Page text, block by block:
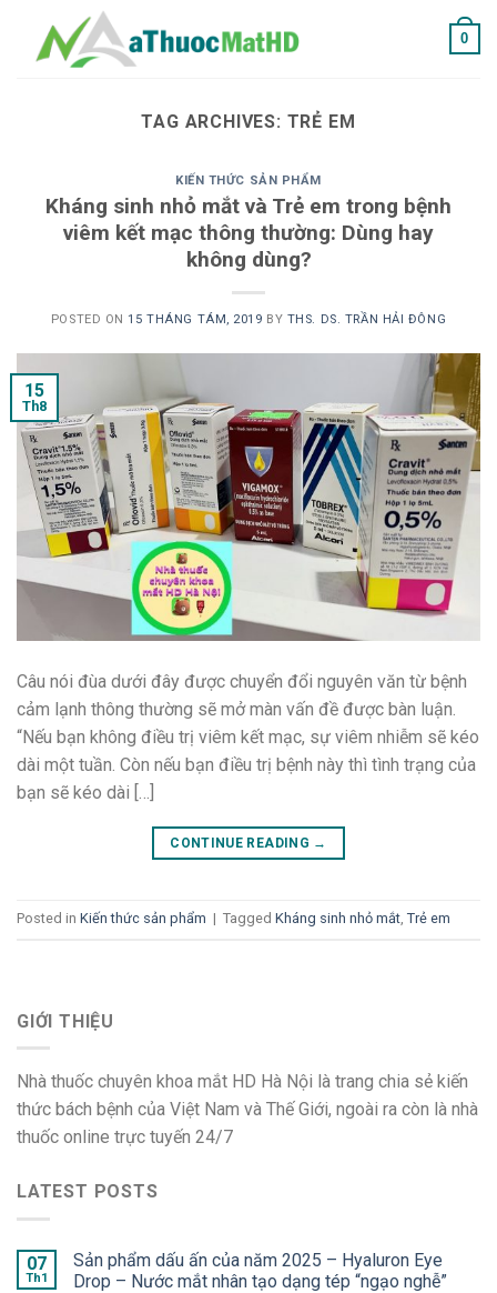
content
0
TAG ARCHIVES: TRẺ EM
KIẾN THỨC SẢN PHẨM
Kháng sinh nhỏ mắt và Trẻ em trong bệnh
viêm kết mạc thông thường: Dùng hay
không dùng?
POSTED ON15 THÁNG TÁM, 2019 BY THS. DS. TRẦN HẢI ĐÔNG
15
Th8
Câu nói đùa dưới đây được chuyển đổi nguyên văn từ bệnh
cảm lạnh thông thường sẽ mở màn vấn đề được bàn luận.
“Nếu bạn không điều trị viêm kết mạc, sự viêm nhiễm sẽ kéo
dài một tuần. Còn nếu bạn điều trị bệnh này thì tình trạng của
bạn sẽ kéo dài […]
CONTINUE READING →
Posted in Kiến thức sản phẩm | Tagged Kháng sinh nhỏ mắt, Trẻ em
GIỚI THIỆU
Nhà thuốc chuyên khoa mắt HD Hà Nội là trang chia sẻ kiến
thức bách bệnh của Việt Nam và Thế Giới, ngoài ra còn là nhà
thuốc online trực tuyến 24/7
LATEST POSTS
07
Th1
Sản phẩm dấu ấn của năm 2025 – Hyaluron Eye
Drop – Nước mắt nhân tạo dạng tép “ngạo nghễ”